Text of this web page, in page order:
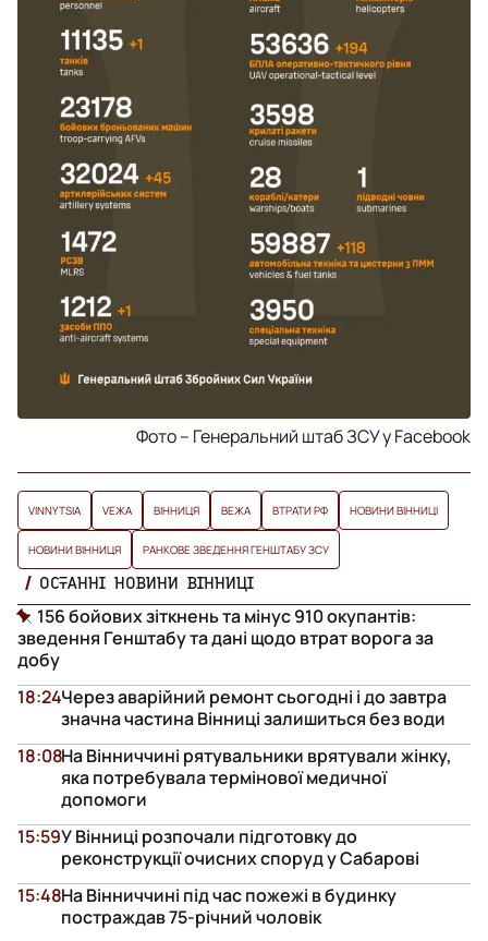
Фото – Генеральний штаб ЗСУ у Facebook
VINNYTSIA VЕЖА ВІННИЦЯ ВЕЖА ВТРАТИ РФ НОВИНИ ВІННИЦІ
НОВИНИ ВІННИЦЯ РАНКОВЕ ЗВЕДЕННЯ ГЕНШТАБУ ЗСУ
ОСТАННІ НОВИНИ ВІННИЦІ
156 бойових зіткнень та мінус 910 окупантів:
зведення Генштабу та дані щодо втрат ворога за
добу
Через аварійний ремонт сьогодні і до завтра
значна частина Вінниці залишиться без води
18:24
На Вінниччині рятувальники врятували жінку,
яка потребувала термінової медичної
допомоги
18:08
У Вінниці розпочали підготовку до
реконструкції очисних споруд у Сабарові
15:59
На Вінниччині під час пожежі в будинку
постраждав 75-річний чоловік
15:48